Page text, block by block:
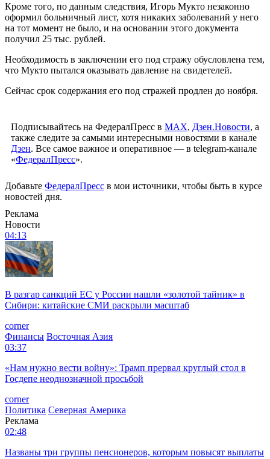
Кроме того, по данным следствия, Игорь Мукто незаконно
оформил больничный лист, хотя никаких заболеваний у него
на тот момент не было, и на основании этого документа
получил 25 тыс. рублей.
Необходимость в заключении его под стражу обусловлена тем,
что Мукто пытался оказывать давление на свидетелей.
Сейчас срок содержания его под стражей продлен до ноября.
Подписывайтесь на ФедералПресс в МАХ, Дзен.Новости, а
также следите за самыми интересными новостями в канале
Дзен. Все самое важное и оперативное — в telegram-канале
«ФедералПресс».
Добавьте ФедералПресс в мои источники, чтобы быть в курсе
новостей дня.
Реклама
Новости
04:13
В разгар санкций ЕС у России нашли «золотой тайник» в
Сибири: китайские СМИ раскрыли масштаб
corner
Финансы Восточная Азия
03:37
«Нам нужно вести войну»: Трамп прервал круглый стол в
Госдепе неоднозначной просьбой
corner
Политика Северная Америка
Реклама
02:48
Названы три группы пенсионеров, которым повысят выплаты